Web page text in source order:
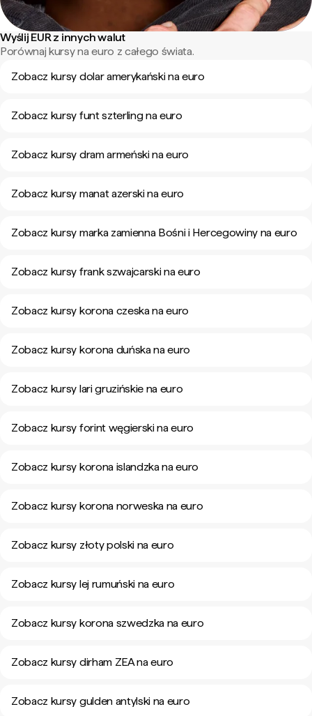
Wyślij EUR z innych walut
Porównaj kursy na euro z całego świata.
Zobacz kursy dolar amerykański na euro
Zobacz kursy funt szterling na euro
Zobacz kursy dram armeński na euro
Zobacz kursy manat azerski na euro
Zobacz kursy marka zamienna Bośni i Hercegowiny na euro
Zobacz kursy frank szwajcarski na euro
Zobacz kursy korona czeska na euro
Zobacz kursy korona duńska na euro
Zobacz kursy lari gruzińskie na euro
Zobacz kursy forint węgierski na euro
Zobacz kursy korona islandzka na euro
Zobacz kursy korona norweska na euro
Zobacz kursy złoty polski na euro
Zobacz kursy lej rumuński na euro
Zobacz kursy korona szwedzka na euro
Zobacz kursy dirham ZEA na euro
Zobacz kursy gulden antylski na euro